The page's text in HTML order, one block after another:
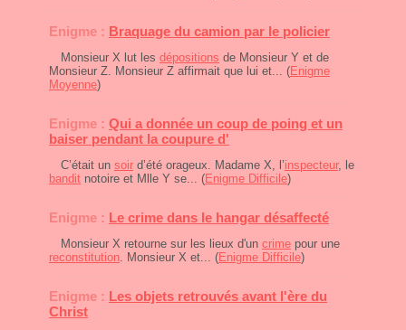
Enigme : Braquage du camion par le policier
Monsieur X lut les dépositions de Monsieur Y et de
Monsieur Z. Monsieur Z affirmait que lui et... (Enigme
Moyenne)
Enigme : Qui a donnée un coup de poing et un
baiser pendant la coupure d'
C’était un soir d’été orageux. Madame X, l’inspecteur, le
bandit notoire et Mlle Y se... (Enigme Difficile)
Enigme : Le crime dans le hangar désaffecté
Monsieur X retourne sur les lieux d'un crime pour une
reconstitution. Monsieur X et... (Enigme Difficile)
Enigme : Les objets retrouvés avant l'ère du
Christ